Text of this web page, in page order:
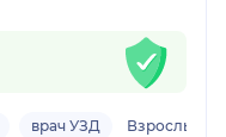
врач УЗД Взрослый